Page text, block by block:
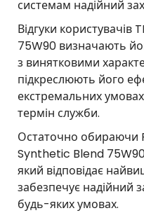
системам надійний
Відгуки користувачів
75W90 визначають
з винятковими
підкреслюють його
екстремальних умовах
термін служби.
Остаточно обираючи
Synthetic Blend
який відповідає
забезпечує надійний
будь-яких умовах.